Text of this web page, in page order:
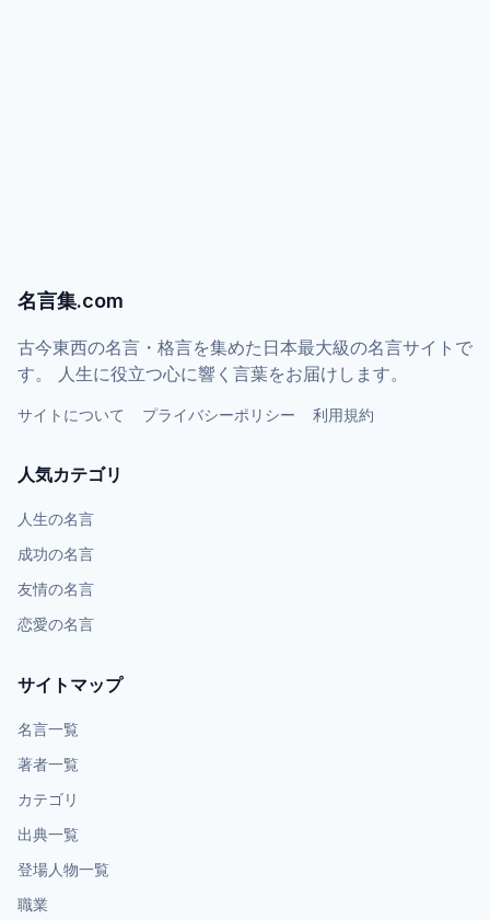
名言集.com
古今東西の名言・格言を集めた日本最大級の名言サイトで
す。 人生に役立つ心に響く言葉をお届けします。
サイトについて プライバシーポリシー 利用規約
人気カテゴリ
人生の名言
成功の名言
友情の名言
恋愛の名言
サイトマップ
名言一覧
著者一覧
カテゴリ
出典一覧
登場人物一覧
職業